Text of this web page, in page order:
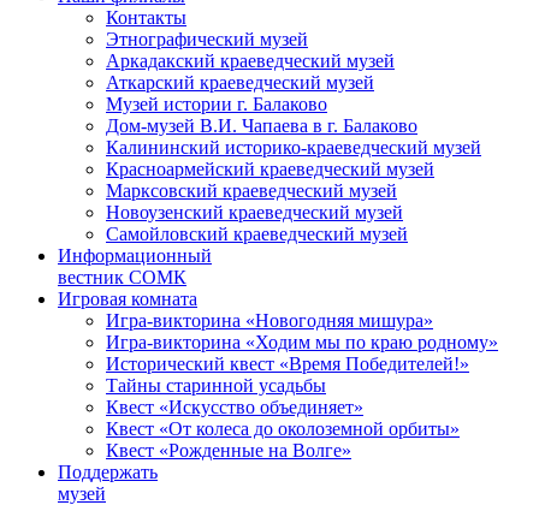
Контакты
Этнографический музей
Аркадакский краеведческий музей
Аткарский краеведческий музей
Музей истории г. Балаково
Дом-музей В.И. Чапаева в г. Балаково
Калининский историко-краеведческий музей
Красноармейский краеведческий музей
Марксовский краеведческий музей
Новоузенский краеведческий музей
Самойловский краеведческий музей
Информационный
вестник СОМК
Игровая комната
Игра-викторина «Новогодняя мишура»
Игра-викторина «Ходим мы по краю родному»
Исторический квест «Время Победителей!»
Тайны старинной усадьбы
Квест «Искусство объединяет»
Квест «От колеса до околоземной орбиты»
Квест «Рожденные на Волге»
Поддержать
музей